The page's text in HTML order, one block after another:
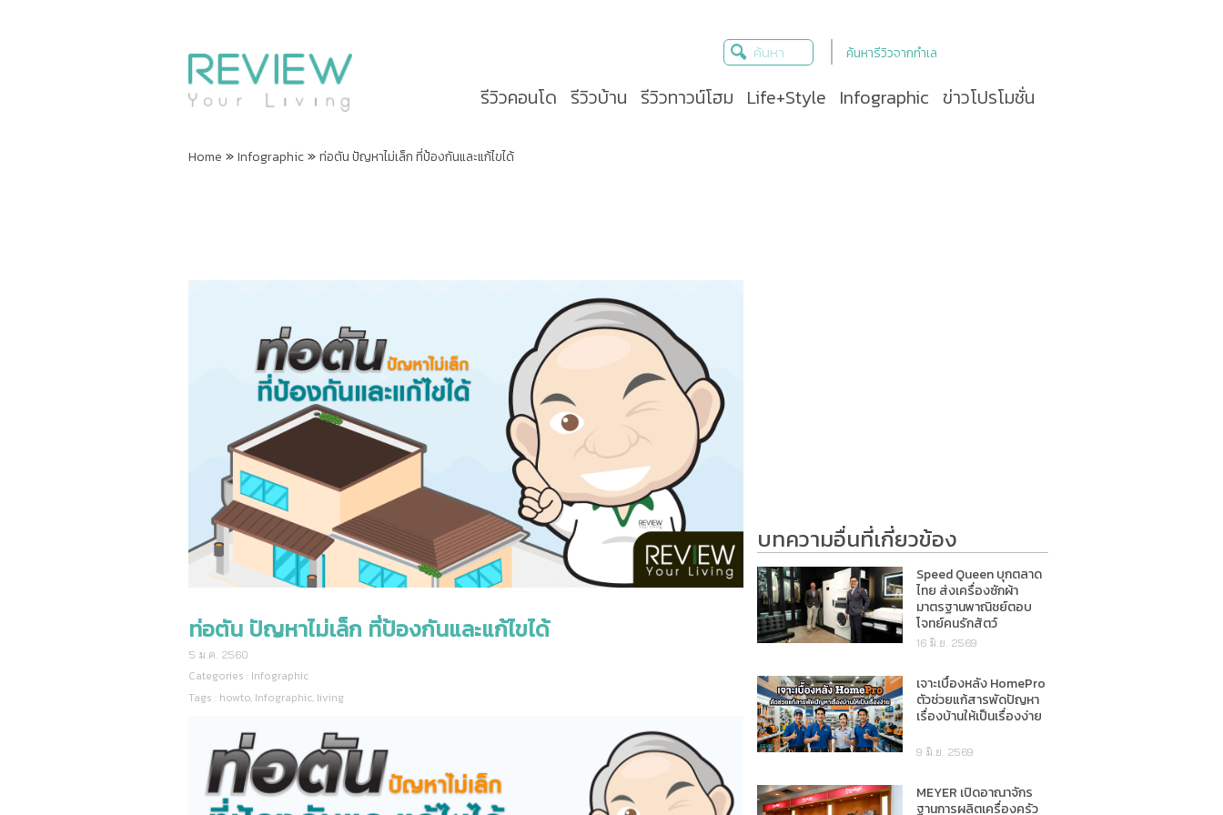
ค้นหารีวิวจากทำเล
รีวิวคอนโด รีวิวบ้าน รีวิวทาวน์โฮม Life+Style Infographic ข่าวโปรโมชั่น
Home »Infographic»ท่อตัน ปัญหาไม่เล็ก ที่ป้องกันและแก้ไขได้
ท่อตัน ปัญหาไม่เล็ก ที่ป้องกันและแก้ไขได้
5 ม.ค. 2560
Categories : Infographic
Tags : howto, Infographic, living
บทความอื่นที่เกี่ยวข้อง
Speed Queen บุกตลาด
ไทย ส่งเครื่องซักผ้า
มาตรฐานพาณิชย์ตอบ
โจทย์คนรักสัตว์
16 มิ.ย. 2569
เจาะเบื้องหลัง HomePro
ตัวช่วยแก้สารพัดปัญหา
เรื่องบ้านให้เป็นเรื่องง่าย
9 มิ.ย. 2569
MEYER เปิดอาณาจักร
ฐานการผลิตเครื่องครัว